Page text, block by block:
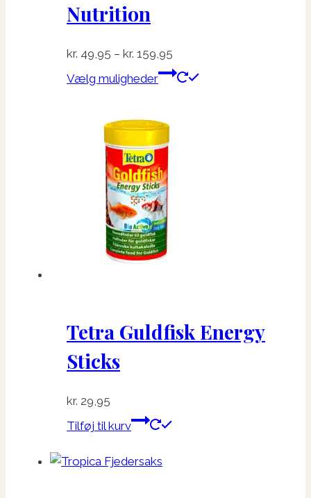
Nutrition
kr. 49,95 – kr. 159,95
kr. 49,95
Vælg muligheder
Dette
Tetra Guldfisk Energy
Sticks
kr. 29,95
Tilføj til kurv